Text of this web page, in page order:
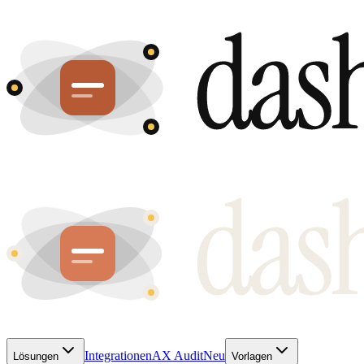
Lösungen IntegrationenAX AuditNeu Vorlagen